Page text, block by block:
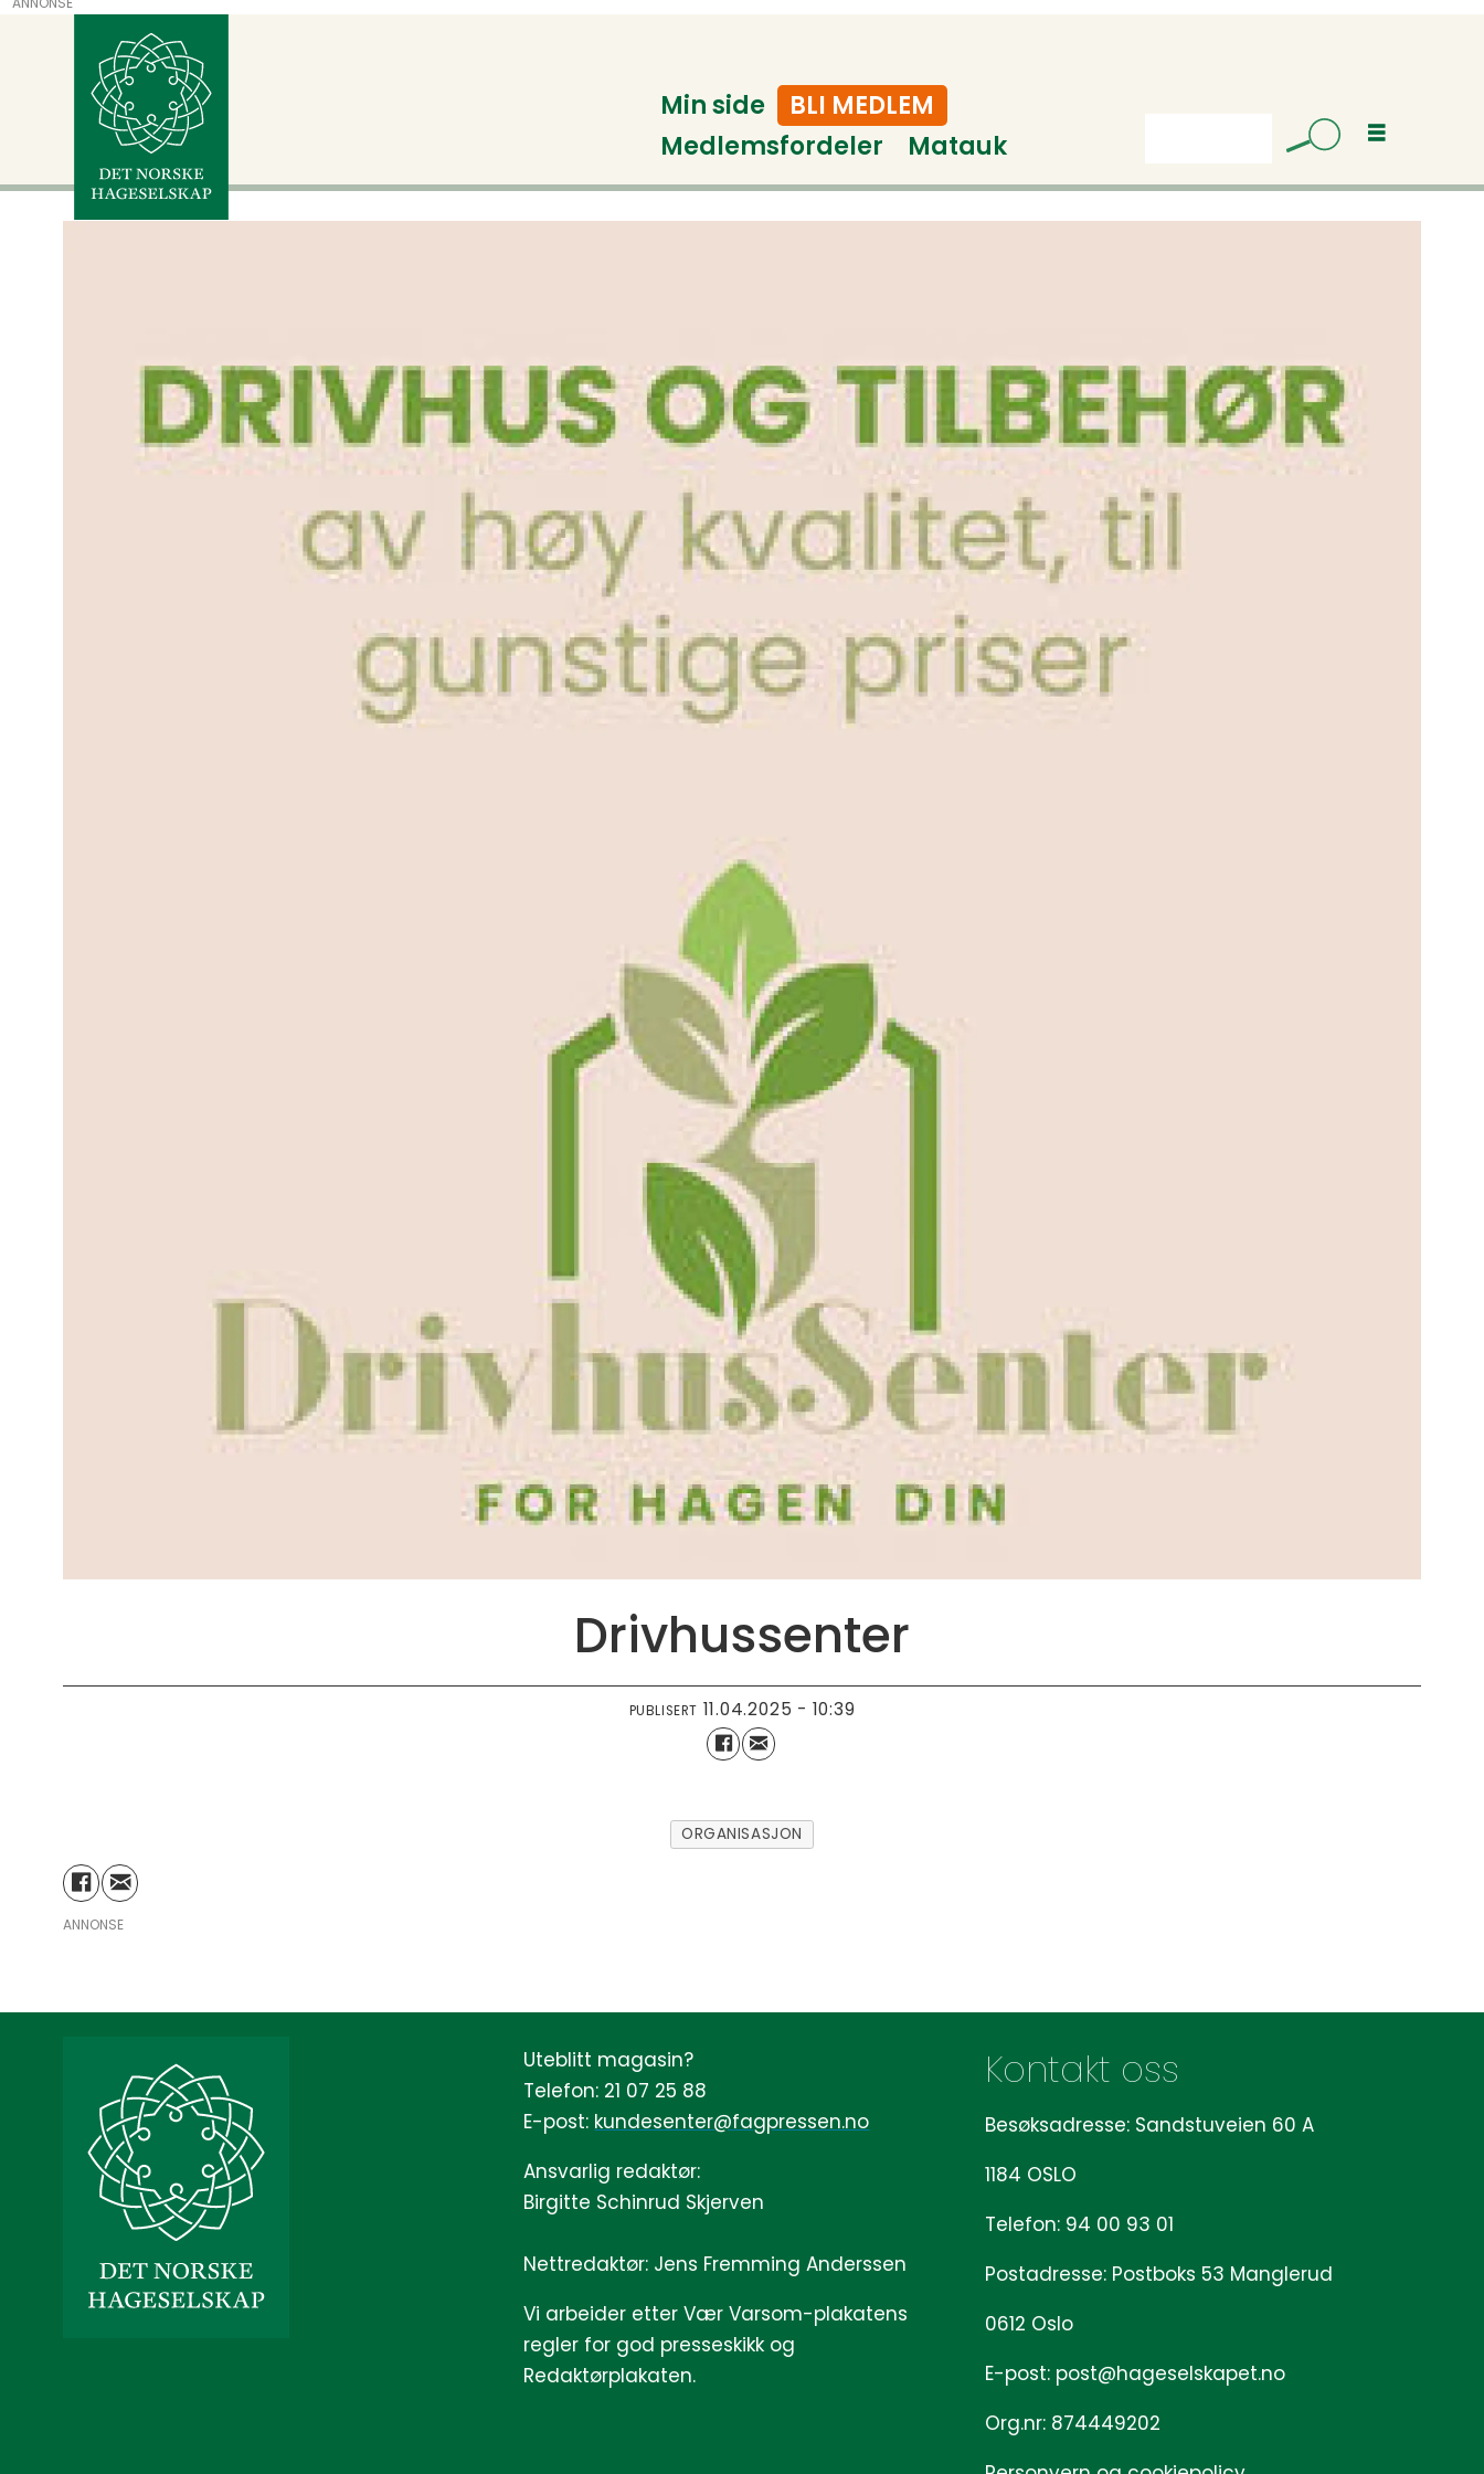
Min side
BLI MEDLEM
Medlemsfordeler
Matauk
Drivhussenter
PUBLISERT 11.04.2025 - 10:39
ORGANISASJON
ANNONSE
Uteblitt magasin?
Telefon: 21 07 25 88
E-post: kundesenter@fagpressen.no
Ansvarlig redaktør:
Birgitte Schinrud Skjerven
Nettredaktør: Jens Fremming Anderssen
Vi arbeider etter Vær Varsom-plakatens
regler for god presseskikk og
Redaktørplakaten.
Kontakt oss
Besøksadresse: Sandstuveien 60 A
1184 OSLO
Telefon: 94 00 93 01
Postadresse: Postboks 53 Manglerud
0612 Oslo
E-post: post@hageselskapet.no
Org.nr: 874449202